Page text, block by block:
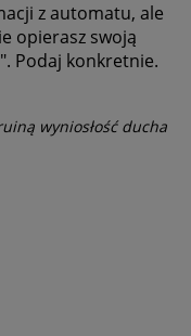
z automatu, ale
opierasz swoją
Podaj konkretnie.
wyniosłość ducha